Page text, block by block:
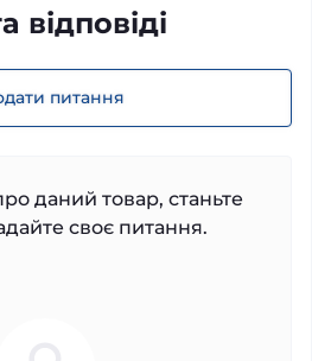
відповіді
питання
даний товар, станьте
своє питання.